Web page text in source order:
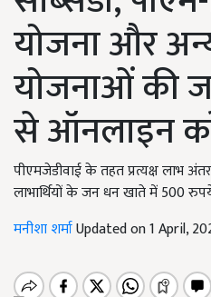
योजना और
योजनाओं की
से ऑनलाइन
पीएमजेडीवाई के तहत प्रत्यक्ष लाभ
लाभार्थियों के जन धन खाते में 500
मनीशा शर्माUpdated on 1 April,